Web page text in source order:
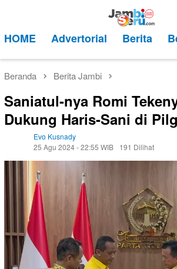
kontenMobile
HOME Advertorial Berita
Beranda Berita Jambi
Saniatul-nya Romi
Dukung Haris-Sani di
Evo Kusnady
25 Agu 2024 - 22:55 WIB
191 Dilihat